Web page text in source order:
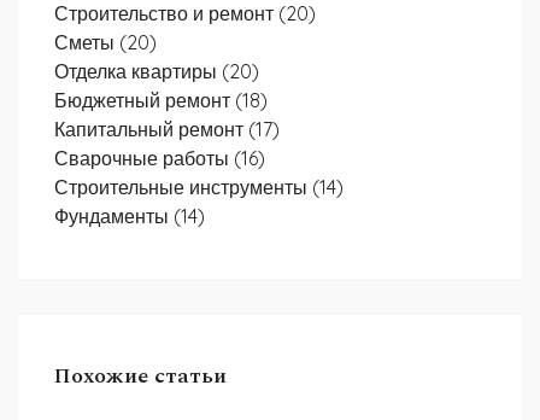
Строительство и ремонт (20)
Сметы (20)
Отделка квартиры (20)
Бюджетный ремонт (18)
Капитальный ремонт (17)
Сварочные работы (16)
Строительные инструменты (14)
Фундаменты (14)
Похожие статьи